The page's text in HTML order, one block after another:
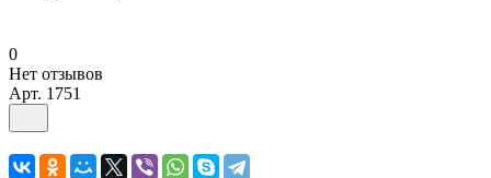
0
Нет отзывов
Арт. 1751